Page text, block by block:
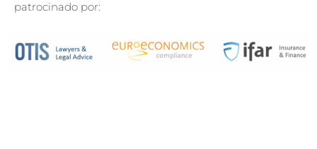
patrocinado por: